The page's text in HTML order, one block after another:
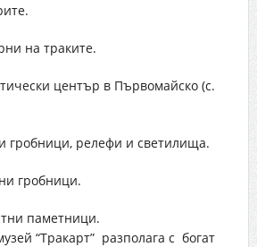
на траките.
център в Първомайско (с.
гробници, релефи и светилища.
гробници.
паметници.
“Тракарт” разполага с богат